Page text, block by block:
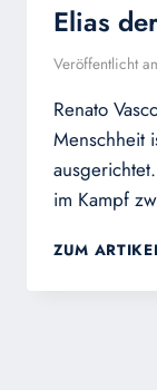
Elias
Veröffentlicht
Renato
Menschheit
im Kampf
ZUM